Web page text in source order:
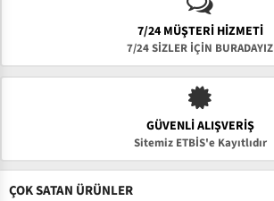
7/24 MÜŞTERİ HİZMETİ
7/24 SİZLER İÇİN BURADAYIZ
GÜVENLI ALIŞVERIŞ
Sitemiz ETBİS'e Kayıtlıdır
ÇOK SATAN ÜRÜNLER